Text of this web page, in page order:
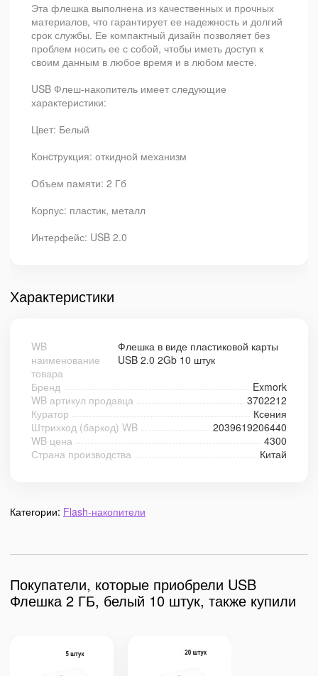
Эта флешка выполнена из качественных и прочных
материалов, что гарантирует ее надежность и долгий
срок службы. Ее компактный дизайн позволяет без
проблем носить ее с собой, чтобы иметь доступ к
своим данным в любое время и в любом месте.
USB Флеш-накопитель имеет следующие
характеристики:
Цвет: Белый
Конcтрукция: откидной механизм
Объем памяти: 2 Гб
Корпус: пластик, металл
Интерфейс: USB 2.0
Характеристики
WB
наименование
товара
Флешка в виде пластиковой карты
USB 2.0 2Gb 10 штук
Бренд
Exmork
WB артикул продавца
3702212
Куратор
Ксения
Штрихкод (баркод) WB
2039619206440
WB цена
4300
Страна производства
Китай
Категории: Flash-накопители
Покупатели, которые приобрели USB
Флешка 2 ГБ, белый 10 штук, также купили